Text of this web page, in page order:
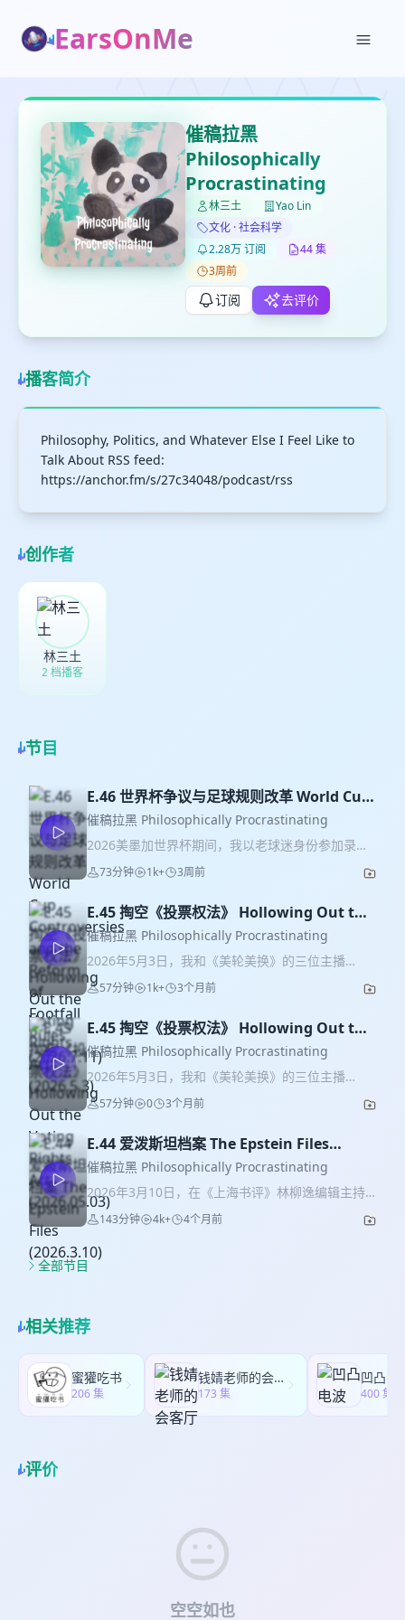
EarsOnMe
催稿拉黑
Philosophically
Procrastinating
林三土
Yao Lin
文化 · 社会科学
2.28万 订阅
44 集
3周前
订阅 去评价
播客简介
Philosophy, Politics, and Whatever Else I Feel Like to
Talk About RSS feed:
https://anchor.fm/s/27c34048/podcast/rss
创作者
林三土
2 档播客
节目
E.46 世界杯争议与足球规则改革 World Cup
Controversies and the Reform of
Footfall Rules (2026.7.11)
催稿拉黑 Philosophically Procrastinating
2026美墨加世界杯期间，我以老球迷身份参加录制
了两期节目：一是小组赛结束后，与体育记者王勤
伯一起做客《不合时宜》，和两位主播王磬、若含
之一决赛结束当晚（美西时间7月11日）做客《涵瞰
世界》，与主播杨涵聊了聊最近几场比赛中的争议
判罚、为什么大家会对这些判罚产生误解、足球规
则应该如何进一步改革等等，另外也讨论了不同国
家的足球发展模式区别，以及足球作为一项运动的
的YouTube频道上线，这里备份音频。因为是晚上
看完球做完家务后迅速录制，有些疲劳，口误较
多，还请听众朋友多多包涵。此外还有一些额外的
有趣观察，比如以往主要流行在球迷小圈子里的“国
际足联保送梅西夺冠”阴谋论这几天何以忽然在西方
所以未在这期节目中提及，如果以后有时间的话或
许会专门写一篇。 【时间轴】 1:00 本届世界杯在商
业上成功，在政治上失败 3:20 最近几场比赛中的争
议判罚：国际足联和裁判是否偏袒明星球队与明星
球员？是否尤其偏袒梅西所在的阿根廷队？ 5:40 裁
判严格遵循了今年刚刚修订过的VAR规则；如果没有
VAR介入的话，阿根廷本来会被主裁冤枉而吃亏
6:19 解释瑞士阿根廷一战中的红牌 7:48 解释阿根廷
埃及的第三个进球为何有效、主裁为何不去场边看
VAR回放（以及目前的VAR规则为何需要改进、引入
“挑战权”之类概念） 17:50 虽然关键判罚没问题，但
整场比赛裁判是否仍受潜移默化的偏见影响，导致
对双方的吹罚尺度不一致？（剧透：至少在最近几
场争议比赛中没看到这种情况） 21:08 我个人认为
本届世界杯中真正有争议的场上吹罚：对足球内置
破坏了足球比赛的观赏性？（剧透：并没有） 27:55
越位规则及其演变 34:07 特朗普干预美国队员巴洛
贡红牌停赛事件；为何国际足联此次“暂缓”巴洛贡禁
赛的性质比几个月前“暂缓”C罗禁赛的性质更加恶劣
41:10 为什么法国能够持续培养世界级球员？ 47:00
73分钟 1k+ 3周前
E.45 掏空《投票权法》 Hollowing Out the
Voting Rights Act (2026.5.3)
催稿拉黑 Philosophically Procrastinating
2026年5月3日，我和《美轮美换》的三位主播
（Talich、王浩岚、小华）聊了聊美国高院4月29日
的重磅判决（Louisiana v. Callais⁠），以及这个案
来对《1965年投票权法》孜孜不倦的削弱。录完这
个单元后我先下线了，本期《催稿拉黑》的备份也
到此为止；除此之外，主播们还接着聊了诸如白宫
记者晚宴未遂刺杀、国会批准国土安全部拨款法
案、缅因州民主党初选、伊朗战争动态等其它时
整版。 【时间轴】 01:56 Louisiana v. Callais：最
高法院6-3掏空投票权法第二条 04:42 从1965年立
法到1982年修订（反击1980年Mobile v. Bolden的
保守判决）：围绕投票权法的斗争从未停息 09:00
2019年Rucho v. Common Cause允许基于党派利
13:16 罗伯茨反投票权法的四十年布局；2013年
果 23:31 选区重划军备竞赛，以及两党手法在民主
有可能对“选区人口必须大致相当”的规则下手
（1962年Baker v. Carr；1964年Wesberry v.
Sanders） 46:56 选民反对gerrymandering，但
也并不懂
57分钟 1k+ 3个月前
E.45 掏空《投票权法》 Hollowing Out the
Voting Rights Act (2026.05.03)
催稿拉黑 Philosophically Procrastinating
2026年5月3日，我和《美轮美换》的三位主播
（Talich、王浩岚、小华）聊了聊美国高院4月29日
的重磅判决（Louisiana v. Callais⁠），以及这个案
来对《1965年投票权法》孜孜不倦的削弱。录完这
个单元后我先下线了，本期《催稿拉黑》的备份也
到此为止；除此之外，主播们还接着聊了诸如白宫
记者晚宴未遂刺杀、国会批准国土安全部拨款法
案、缅因州民主党初选、伊朗战争动态等其它时
整版。【时间轴】01:56 Louisiana v. Callais：最高
年Rucho v. Common Cause允许基于党派利益的选
伯茨反投票权法的四十年布局；2013年Shelby
County v. Holder已经掏空了投票权法第五条
17:14 2010年中期选举：南方政治版图的彻底翻转
19:54 再论Rucho v. Common Cause的恶劣后果
57分钟 0 3个月前
E.44 爱泼斯坦档案 The Epstein Files
(2026.3.10)
催稿拉黑 Philosophically Procrastinating
2026年3月10日，在《上海书评》林柳逸编辑主持
下，我和华中科技大学法学院柯岚教授进行了一场
关于爱泼斯坦案的对谈。对谈的精简版录音可在
《上海书评》播客收听，文字节录亦刊于《上海书
评》（《林垚×柯岚：从爱泼斯坦案看懂美国，权贵
09:28 柯岚 20:16 林柳逸 23:36 林垚 33:19 林柳逸
36:37 柯岚 39:24 林垚 52:54 林柳逸 56:44 柯岚
66:26 林柳逸 66:46 林垚 74:06 林柳逸 80:10 林垚
84:48 林柳逸 85:58 柯岚 95:42 林垚 101:44 林柳逸
102:54 林垚 108:36 柯岚 114:39 林柳逸 115:32 林
垚 122:07 林柳逸 123:10 柯岚 127:50 林垚 134:39
林柳逸 135:47 柯岚 138:38 林垚 142:54 林柳逸
143分钟 4k+ 4个月前
全部节目
相关推荐
蜜獾吃书
206 集
钱婧老师的会客厅
173 集
凹凸电
400 集
评价
空空如也
✕
打分
键盘下留人
✕
删除确认
取消 确认删除
✕
加入播单
创建